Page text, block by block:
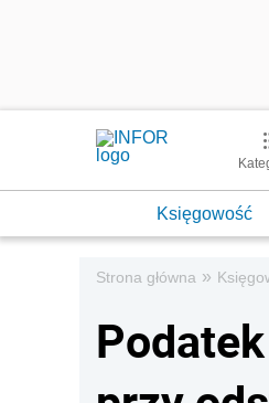
Księgowość
Strona główna »